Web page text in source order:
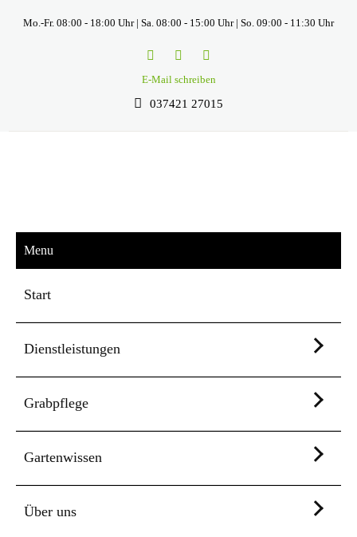
Mo.-Fr. 08:00 - 18:00 Uhr | Sa. 08:00 - 15:00 Uhr | So. 09:00 - 11:30 Uhr
E-Mail schreiben
037421 27015
Menu
Start
Dienstleistungen
Grabpflege
Gartenwissen
Über uns